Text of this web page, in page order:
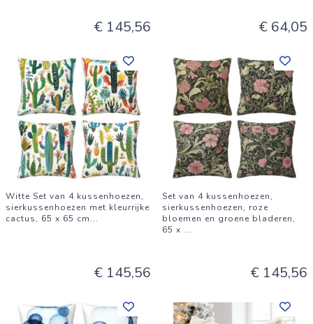
€ 145,56 € 64,05
Witte Set van 4 kussenhoezen,
sierkussenhoezen met kleurrijke
cactus, 65 x 65 cm...
€ 145,56
Set van 4 kussenhoezen,
sierkussenhoezen, roze
bloemen en groene bladeren,
65 x ...
€ 145,56